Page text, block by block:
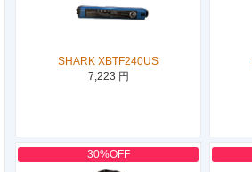
SHARK XBTF240US
7,223 円
30%OFF